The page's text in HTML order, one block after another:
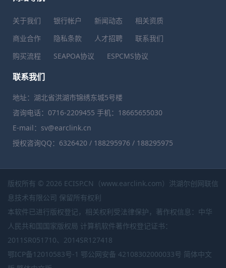
关于我们 银行帐户 新闻动态
相关资质
商业合作
隐私条款 人才招聘
联系我们
购买流程
SEAPOA协议 ESPCMS协议
联系我们
地址：湖北省洪湖市锦绣东城5号楼
咨询电话：0716-2209455 手机：18665655030
E-mail：sv@earclink.cn
授权咨询QQ：6326420 / 188295976 / 188295975
版权所有 © 2026 ECISP.CN（www.earclink.com）洪湖尔创网联信
息技术有限公司 保留所有权利
本软件已进行版权登记，相关权利受法律保护，著作权信息：中华
人民共和国国家版权局 计算机软件著作权登记证书：
2011SR051710、2014SR127418
鄂ICP备12010583号-1 鄂公网安备 42108302000033号 简体中文